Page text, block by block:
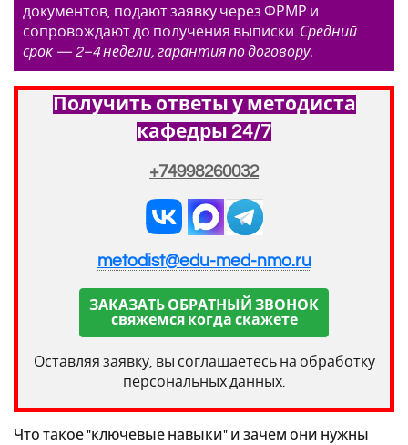
документов, подают заявку через ФРМР и
сопровождают до получения выписки. Средний
срок — 2–4 недели, гарантия по договору.
Получить ответы у методиста
кафедры 24/7
+74998260032
metodist@edu-med-nmo.ru
ЗАКАЗАТЬ ОБРАТНЫЙ ЗВОНОК
свяжемся когда скажете
Оставляя заявку, вы соглашаетесь на обработку
персональных данных.
Что такое "ключевые навыки" и зачем они нужны